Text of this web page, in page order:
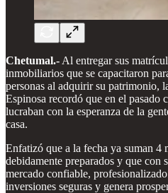
Chetumal.- Al entregar sus
inmobiliarios que se capacitaron
personas al adquirir su patrimonio,
Espinosa recordó que en el pasado
lucraban con la esperanza de la
casa.
Enfatizó que a la fecha ya suman 4
debidamente preparados y que con
mercado confiable,
inversiones seguras y genera